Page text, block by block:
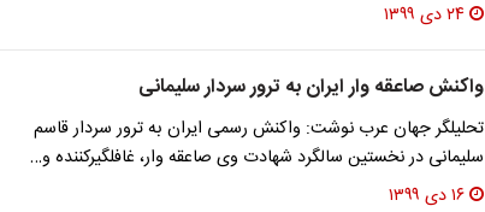
۲۴ دی ۱۳۹۹
واکنش صاعقه وار ایران به ترور سردار سلیمانی
تحلیلگر جهان عرب نوشت: واکنش رسمی ایران به ترور سردار قاسم
سلیمانی در نخستین سالگرد شهادت وی صاعقه وار، غافلگیرکننده و…
۱۶ دی ۱۳۹۹